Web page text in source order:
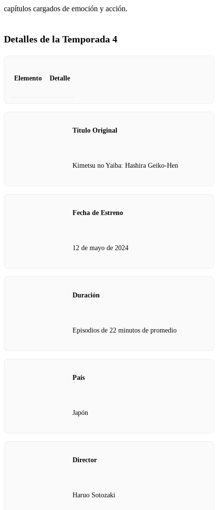
capítulos cargados de emoción y acción.
Detalles de la Temporada 4
Elemento Detalle
Título Original
Kimetsu no Yaiba: Hashira Geiko-Hen
Fecha de Estreno
12 de mayo de 2024
Duración
Episodios de 22 minutos de promedio
País
Japón
Director
Haruo Sotozaki